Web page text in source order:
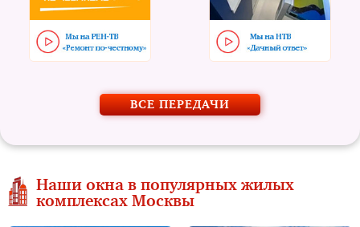
ВСЕ ПЕРЕДАЧИ
Наши окна в популярных жилых
комплексах Москвы